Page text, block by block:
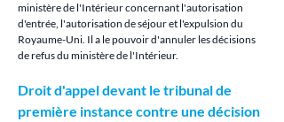
ministère de l'Intérieur concernant l'autorisation
d'entrée, l'autorisation de séjour et l'expulsion du
Royaume-Uni. Il a le pouvoir d'annuler les décisions
de refus du ministère de l'Intérieur.
Droit d'appel devant le tribunal de
première instance contre une décision